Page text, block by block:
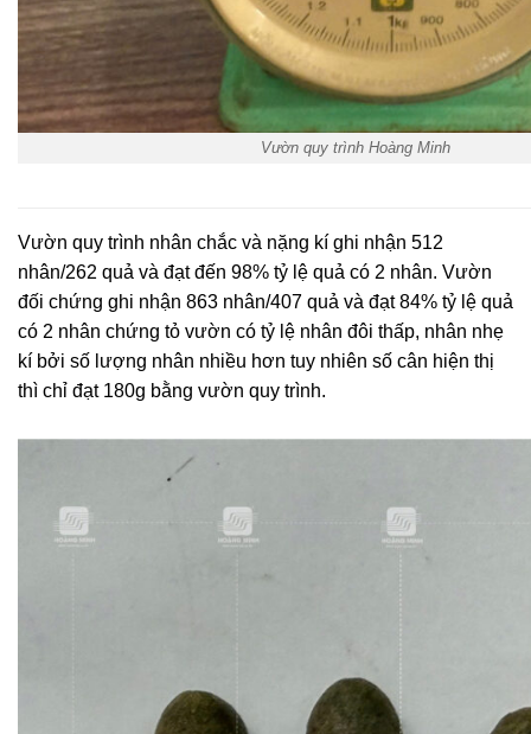
Vườn quy trình Hoàng Minh
Vườn quy trình nhân chắc và nặng kí ghi nhận 512
nhân/262 quả và đạt đến 98% tỷ lệ quả có 2 nhân. Vườn
đối chứng ghi nhận 863 nhân/407 quả và đạt 84% tỷ lệ quả
có 2 nhân chứng tỏ vườn có tỷ lệ nhân đôi thấp, nhân nhẹ
kí bởi số lượng nhân nhiều hơn tuy nhiên số cân hiện thị
thì chỉ đạt 180g bằng vườn quy trình.